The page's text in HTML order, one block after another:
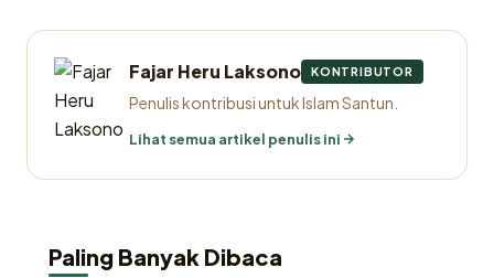
Fajar Heru Laksono KONTRIBUTOR
Penulis kontribusi untuk Islam Santun.
Lihat semua artikel penulis ini
Paling Banyak Dibaca